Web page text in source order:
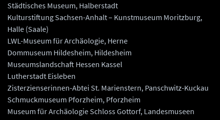
Städtisches Museum, Halberstadt
Kulturstiftung Sachsen-Anhalt – Kunstmuseum Moritzburg,
Halle (Saale)
LWL-Museum für Archäologie, Herne
Dommuseum Hildesheim, Hildesheim
Museumslandschaft Hessen Kassel
Lutherstadt Eisleben
Zisterzienserinnen-Abtei St. Marienstern, Panschwitz-Kuckau
Schmuckmuseum Pforzheim, Pforzheim
Museum für Archäologie Schloss Gottorf, Landesmuseen